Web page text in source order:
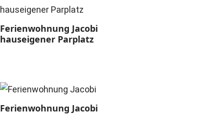
Ferienwohnung Jacobi
hauseigener Parplatz
Ferienwohnung Jacobi